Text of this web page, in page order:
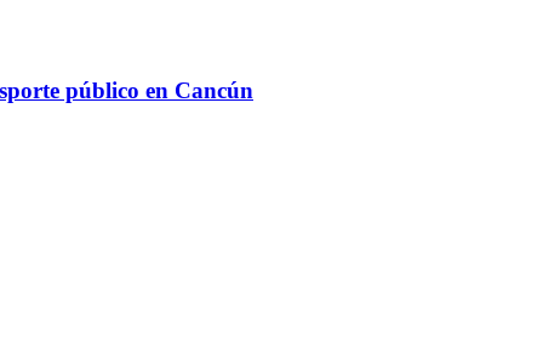
público en Cancún